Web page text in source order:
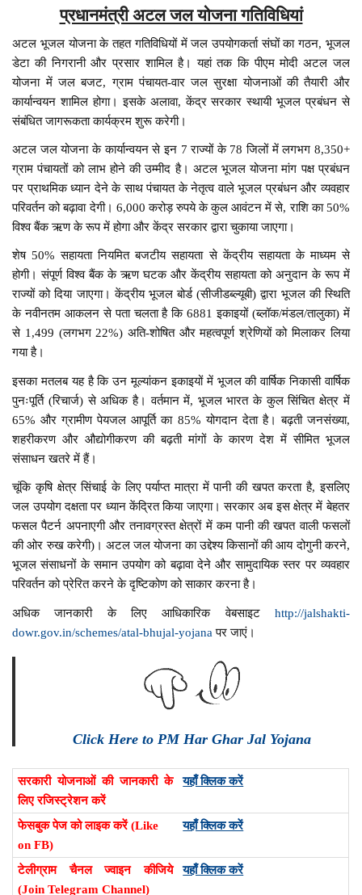
प्रधानमंत्री अटल जल योजना गतिविधियां
अटल भूजल योजना के तहत गतिविधियों में जल उपयोगकर्ता संघों का गठन, भूजल
डेटा की निगरानी और प्रसार शामिल है। यहां तक ​​​​कि पीएम मोदी अटल जल
योजना में जल बजट, ग्राम पंचायत-वार जल सुरक्षा योजनाओं की तैयारी और
कार्यान्वयन शामिल होगा। इसके अलावा, केंद्र सरकार स्थायी भूजल प्रबंधन से
संबंधित जागरूकता कार्यक्रम शुरू करेगी।
अटल जल योजना के कार्यान्वयन से इन 7 राज्यों के 78 जिलों में लगभग 8,350+
ग्राम पंचायतों को लाभ होने की उम्मीद है। अटल भूजल योजना मांग पक्ष प्रबंधन
पर प्राथमिक ध्यान देने के साथ पंचायत के नेतृत्व वाले भूजल प्रबंधन और व्यवहार
परिवर्तन को बढ़ावा देगी। 6,000 करोड़ रुपये के कुल आवंटन में से, राशि का 50%
विश्व बैंक ऋण के रूप में होगा और केंद्र सरकार द्वारा चुकाया जाएगा।
शेष 50% सहायता नियमित बजटीय सहायता से केंद्रीय सहायता के माध्यम से
होगी। संपूर्ण विश्व बैंक के ऋण घटक और केंद्रीय सहायता को अनुदान के रूप में
राज्यों को दिया जाएगा। केंद्रीय भूजल बोर्ड (सीजीडब्ल्यूबी) द्वारा भूजल की स्थिति
के नवीनतम आकलन से पता चलता है कि 6881 इकाइयों (ब्लॉक/मंडल/तालुका) में
से 1,499 (लगभग 22%) अति-शोषित और महत्वपूर्ण श्रेणियों को मिलाकर लिया
गया है।
इसका मतलब यह है कि उन मूल्यांकन इकाइयों में भूजल की वार्षिक निकासी वार्षिक
पुनःपूर्ति (रिचार्ज) से अधिक है। वर्तमान में, भूजल भारत के कुल सिंचित क्षेत्र में
65% और ग्रामीण पेयजल आपूर्ति का 85% योगदान देता है। बढ़ती जनसंख्या,
शहरीकरण और औद्योगीकरण की बढ़ती मांगों के कारण देश में सीमित भूजल
संसाधन खतरे में हैं।
चूंकि कृषि क्षेत्र सिंचाई के लिए पर्याप्त मात्रा में पानी की खपत करता है, इसलिए
जल उपयोग दक्षता पर ध्यान केंद्रित किया जाएगा। सरकार अब इस क्षेत्र में बेहतर
फसल पैटर्न अपनाएगी और तनावग्रस्त क्षेत्रों में कम पानी की खपत वाली फसलों
की ओर रुख करेगी)। अटल जल योजना का उद्देश्य किसानों की आय दोगुनी करने,
भूजल संसाधनों के समान उपयोग को बढ़ावा देने और सामुदायिक स्तर पर व्यवहार
परिवर्तन को प्रेरित करने के दृष्टिकोण को साकार करना है।
अधिक जानकारी के लिए आधिकारिक वेबसाइट http://jalshakti-
dowr.gov.in/schemes/atal-bhujal-yojana पर जाएं।
Click Here to PM Har Ghar Jal Yojana
सरकारी योजनाओं की जानकारी के
लिए रजिस्ट्रेशन करें
यहाँ क्लिक करें
फेसबुक पेज को लाइक करें (Like
on FB)
यहाँ क्लिक करें
टेलीग्राम चैनल ज्वाइन कीजिये
(Join Telegram Channel)
यहाँ क्लिक करें